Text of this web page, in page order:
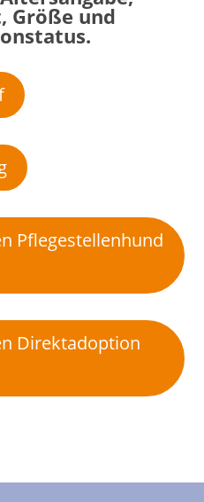
Größe und
Pflegestellenhund
Direktadoption